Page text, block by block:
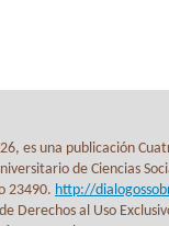
es una publicación
de Ciencias
23490. http://
Derechos al Uso